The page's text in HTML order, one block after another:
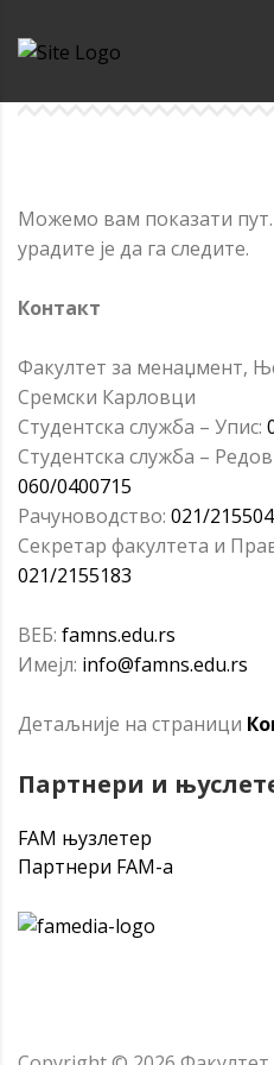
Можемо вам показати
урадите је да га следите.
Контакт
Факултет за менаџмент,
Сремски Карловци
Студентска служба – Упис:
Студентска служба –
060/0400715
Рачуноводство: 021/
Секретар факултета и
021/2155183
ВЕБ: famns.edu.rs
Имејл: info@famns.edu.rs
Детаљније на страници
Партнери и
FAM њузлетер
Партнери FAM-a